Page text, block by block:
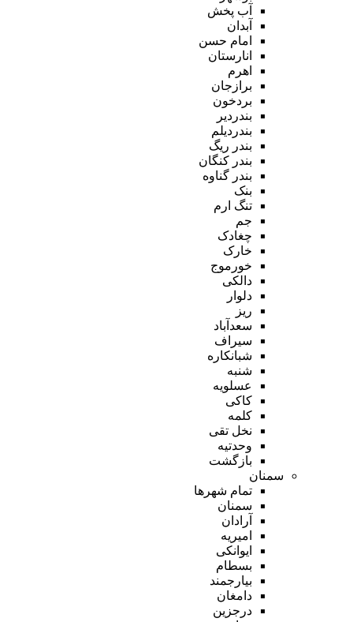
آب پخش
آبدان
امام حسن
انارستان
اهرم
برازجان
بردخون
بندردیر
بندردیلم
بندر ریگ
بندر کنگان
بندر گناوه
بنک
تنگ ارم
جم
چغادک
خارک
خورموج
دالکی
دلوار
ریز
سعدآباد
سیراف
شبانکاره
شنبه
عسلویه
کاکی
کلمه
نخل تقی
وحدتیه
بازگشت
سمنان
تمام شهر‌ها
سمنان
آرادان
امیریه
ایوانکی
بسطام
بیارجمند
دامغان
درجزین